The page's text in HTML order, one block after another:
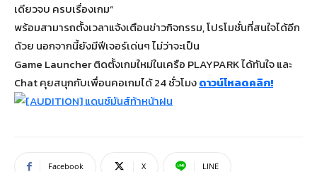
เดียวจบ ครบเรื่องเกม”
พร้อมสามารถตั้งเวลาแจ้งเตือนข่าวกิจกรรม, โปรโมชั่นที่สนใจได้อีก
ด้วย นอกจากนี้ยังมีฟีเจอร์เด่นๆ ไม่ว่าจะเป็น
Game Launcher ติดตั้งเกมใหม่ในเครือ PLAYPARK ได้ทันใจ และ
Chat คุยสนุกกับเพื่อนคอเกมได้ 24 ชั่วโมงดาวน์โหลดคลิก!
Facebook X LINE